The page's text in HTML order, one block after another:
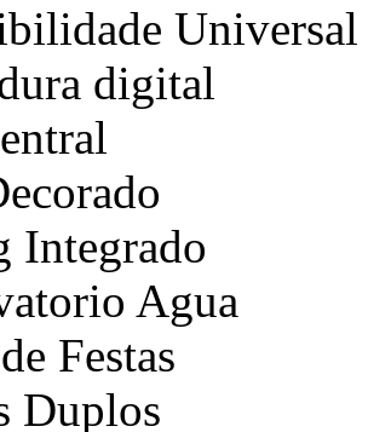
Universal
digital
Integrado
Agua
Festas
Duplos